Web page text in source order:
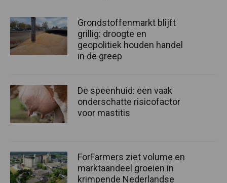
Grondstoffenmarkt blijft
grillig: droogte en
geopolitiek houden handel
in de greep
De speenhuid: een vaak
onderschatte risicofactor
voor mastitis
ForFarmers ziet volume en
marktaandeel groeien in
krimpende Nederlandse